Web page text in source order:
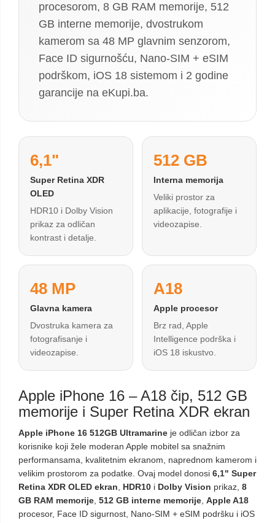
procesorom, 8 GB RAM memorije, 512
GB interne memorije, dvostrukom
kamerom sa 48 MP glavnim senzorom,
Face ID sigurnošću, Nano-SIM + eSIM
podrškom, iOS 18 sistemom i 2 godine
garancije na eKupi.ba.
6,1"
Super Retina XDR
OLED
HDR10 i Dolby Vision
prikaz za odličan
kontrast i detalje.
512 GB
Interna memorija
Veliki prostor za
aplikacije, fotografije i
videozapise.
48 MP
Glavna kamera
Dvostruka kamera za
fotografisanje i
videozapise.
A18
Apple procesor
Brz rad, Apple
Intelligence podrška i
iOS 18 iskustvo.
Apple iPhone 16 – A18 čip, 512 GB
memorije i Super Retina XDR ekran
Apple iPhone 16 512GB Ultramarine je odličan izbor za
korisnike koji žele moderan Apple mobitel sa snažnim
performansama, kvalitetnim ekranom, naprednom kamerom i
velikim prostorom za podatke. Ovaj model donosi 6,1" Super
Retina XDR OLED ekran
HDR10 i Dolby Vision prikaz, 8
GB RAM memorije 512 GB interne memorije Apple A18
procesor, Face ID sigurnost, Nano-SIM + eSIM podršku i iOS